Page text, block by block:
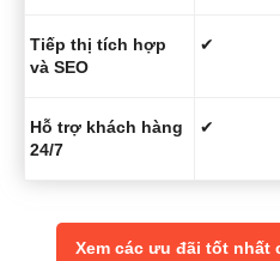
Tiếp thị tích hợp
và SEO
✔
Hỗ trợ khách hàng
24/7
✔
Xem các ưu đãi tốt nhất